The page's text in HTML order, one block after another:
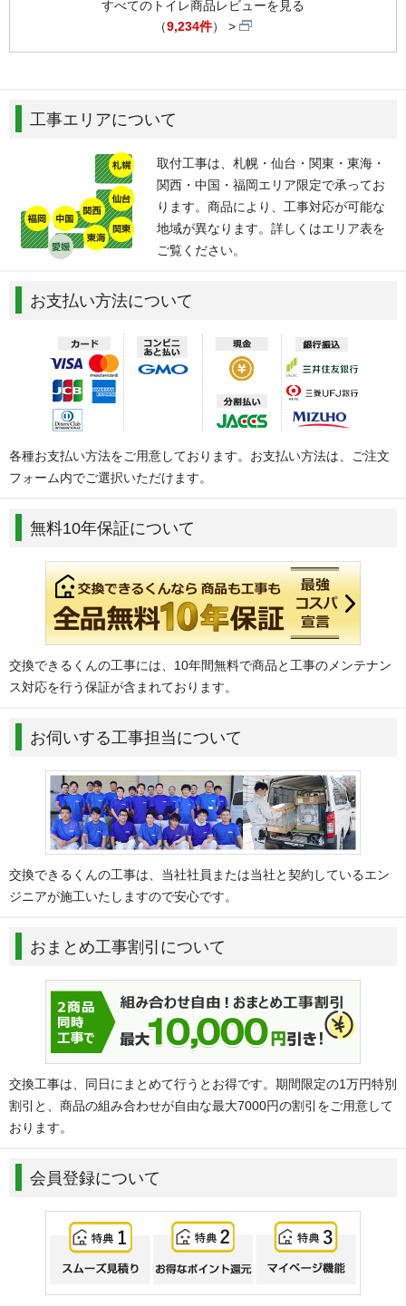
すべてのトイレ商品レビューを見る
（9,234件）
工事エリアについて
取付工事は、札幌・仙台・関東・東海・
関西・中国・福岡エリア限定で承ってお
ります。商品により、工事対応が可能な
地域が異なります。詳しくはエリア表を
ご覧ください。
お支払い方法について
各種お支払い方法をご用意しております。お支払い方法は、ご注文
フォーム内でご選択いただけます。
無料10年保証について
交換できるくんの工事には、10年間無料で商品と工事のメンテナン
ス対応を行う保証が含まれております。
お伺いする工事担当について
交換できるくんの工事は、当社社員または当社と契約しているエン
ジニアが施工いたしますので安心です。
おまとめ工事割引について
交換工事は、同日にまとめて行うとお得です。期間限定の1万円特別
割引と、商品の組み合わせが自由な最大7000円の割引をご用意して
おります。
会員登録について